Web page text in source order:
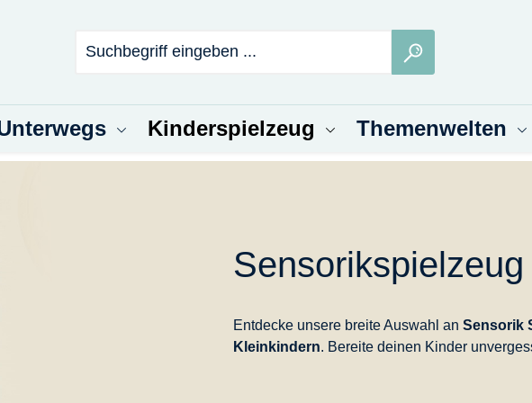
Kinderspielzeug Themenwelten
Sensorikspielzeug
Entdecke unsere breite Auswahl an Sensorik
Kleinkindern. Bereite deinen Kinder